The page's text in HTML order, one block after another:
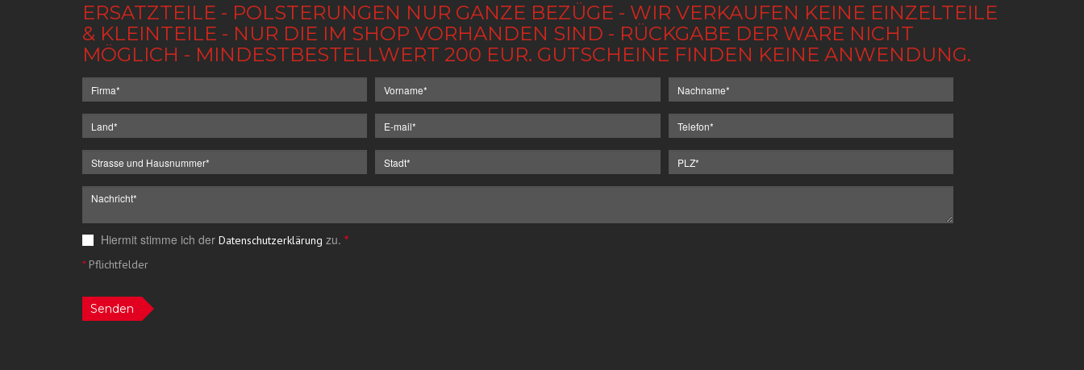
ERSATZTEILE - POLSTERUNGEN NUR GANZE BEZÜGE - WIR VERKAUFEN KEINE EINZELTEILE
& KLEINTEILE - NUR DIE IM SHOP VORHANDEN SIND - RÜCKGABE DER WARE NICHT
MÖGLICH - MINDESTBESTELLWERT 200 EUR. GUTSCHEINE FINDEN KEINE ANWENDUNG.
Hiermit stimme ich der Datenschutzerklärung zu. *
*Pflichtfelder
Senden